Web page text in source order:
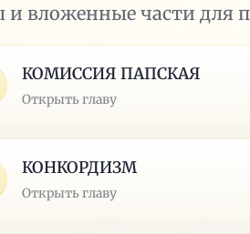
и вложенные части для
КОМИССИЯ ПАПСКАЯ
Открыть главу
КОНКОРДИЗМ
Открыть главу